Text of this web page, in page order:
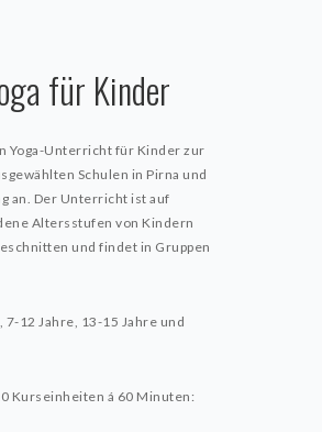
für Kinder
Yoga-Unterricht für Kinder zur
Schulen in Pirna und
an. Der Unterricht ist auf
Altersstufen von Kindern
und findet in Gruppen
7-12 Jahre, 13-15 Jahre und
Kurseinheiten á 60 Minuten: